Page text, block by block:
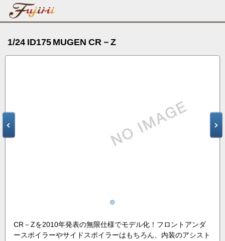
1/24 ID175 MUGEN CR－Z
CR－Zを2010年発表の無限仕様でモデル化！フロントアンダ
ースポイラーやサイドスポイラーはもちろん、内装のアシスト